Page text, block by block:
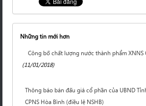
Những tin mới hơn
Công bố chất lượng nước thành phẩm XNNS
(11/01/2018)
Thông báo bán đấu giá cổ phần của UBND
CPNS Hòa Bình (điều lệ NSHB)